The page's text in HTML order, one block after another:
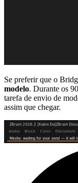
Se preferir que o
modelo. Durante os
tarefa de envio de
assim que chegar.